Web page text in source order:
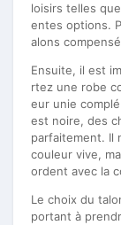
loisirs telles
entes options.
alons
Ensuite, il est
rtez une robe
eur unie
est noire, des
parfaitement. Il
couleur vive,
ordent avec la
Le choix du
portant à